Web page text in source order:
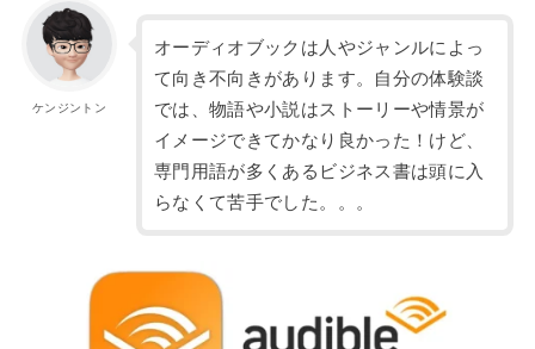
ケンジントン
オーディオブックは人やジャンルによっ
て向き不向きがあります。自分の体験談
では、物語や小説はストーリーや情景が
イメージできてかなり良かった！けど、
専門用語が多くあるビジネス書は頭に入
らなくて苦手でした。。。